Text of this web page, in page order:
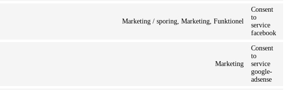
Marketing / sporing, Marketing, Funktionel
Consent
to
service
facebook
Marketing
Consent
to
service
google-
adsense